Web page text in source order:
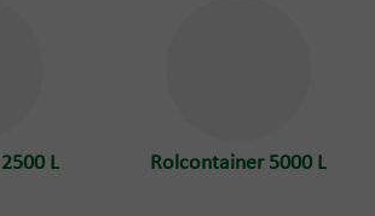
L Rolcontainer 5000 L